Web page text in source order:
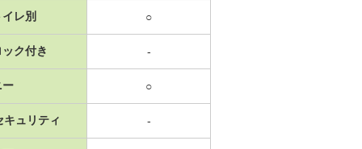
レ別 ○
ク付き -
ー ○
キュリティ -